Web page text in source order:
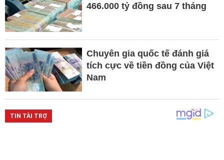
466.000 tỷ đồng sau 7 tháng
Chuyên gia quốc tế đánh giá
tích cực về tiền đồng của Việt
Nam